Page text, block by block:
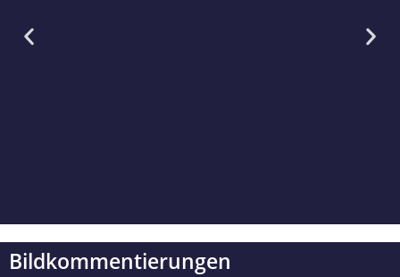
Bildkommentierungen